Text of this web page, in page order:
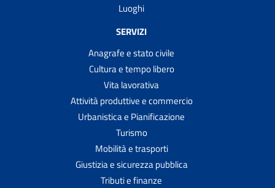
Luoghi
SERVIZI
Anagrafe e stato civile
Cultura e tempo libero
Vita lavorativa
Attività produttive e commercio
Urbanistica e Pianificazione
Turismo
Mobilità e trasporti
Giustizia e sicurezza pubblica
Tributi e finanze